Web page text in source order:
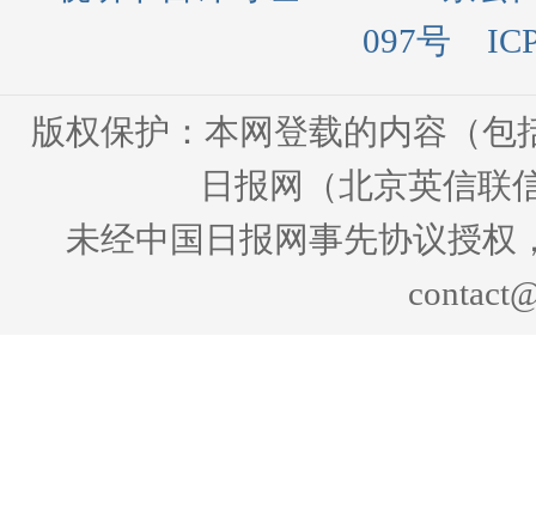
097号
版权保护：本网登载的内容（
日报网（北京英信联
未经中国日报网事先协议授权